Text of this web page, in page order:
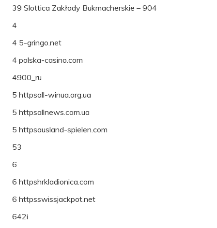
39 Slottica Zakłady Bukmacherskie – 904
4
4 5-gringo.net
4 polska-casino.com
4900_ru
5 httpsall-winua.org.ua
5 httpsallnews.com.ua
5 httpsausland-spielen.com
53
6
6 httpshrkladionica.com
6 httpsswissjackpot.net
642i